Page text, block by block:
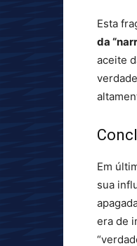
Esta
da
aceite
Em
sua
era de